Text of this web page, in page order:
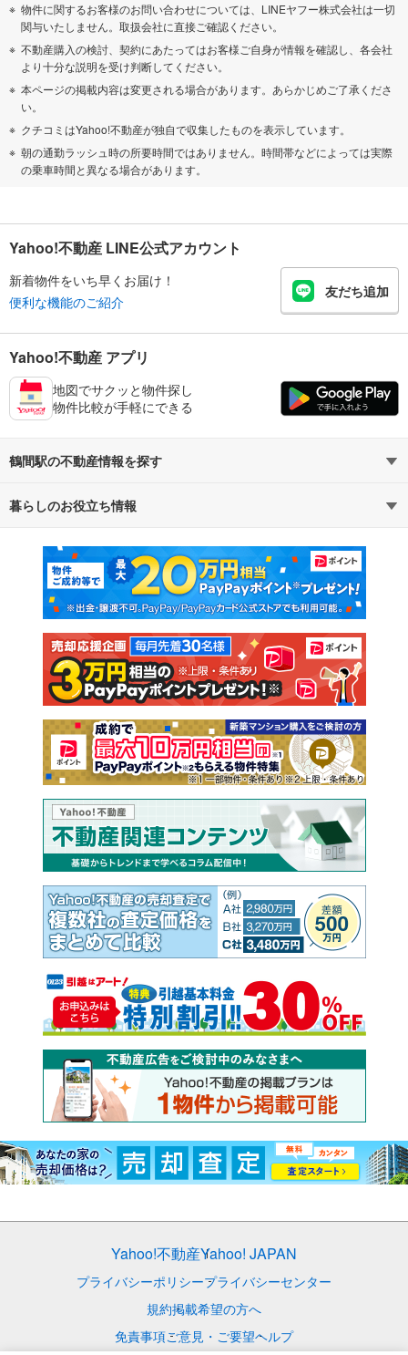
物件に関するお客様のお問い合わせについては、LINEヤフー株式会社は一切
関与いたしません。取扱会社に直接ご確認ください。
不動産購入の検討、契約にあたってはお客様ご自身が情報を確認し、各会社
より十分な説明を受け判断してください。
本ページの掲載内容は変更される場合があります。あらかじめご了承くださ
い。
クチコミはYahoo!不動産が独自で収集したものを表示しています。
朝の通勤ラッシュ時の所要時間ではありません。時間帯などによっては実際
の乗車時間と異なる場合があります。
Yahoo!不動産 LINE公式アカウント
新着物件をいち早くお届け！
便利な機能のご紹介
友だち追加
Yahoo!不動産 アプリ
地図でサクッと物件探し
物件比較が手軽にできる
鶴間駅の不動産情報を探す
不動産・住宅
新築マンション 中古マンション
新築一戸建て 中古一戸建て
注文住宅 土地
売却査定
暮らしのお役立ち情報
マンションカタログ 教えて！住まいの先生
Yahoo!不動産Yahoo! JAPAN
プライバシーポリシープライバシーセンター
規約掲載希望の方へ
免責事項ご意見・ご要望ヘルプ